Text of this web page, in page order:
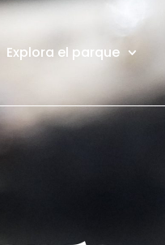
Explora el parque